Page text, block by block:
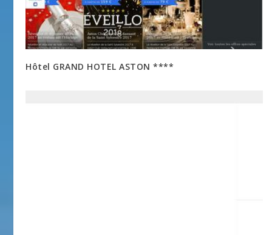
Hôtel GRAND HOTEL ASTON ****